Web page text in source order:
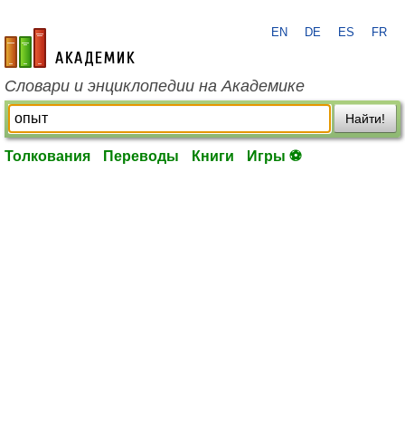
academic.ru
EN DE ES FR
Словари и энциклопедии на Академике
Найти!
Толкования Переводы Книги Игры ⚽